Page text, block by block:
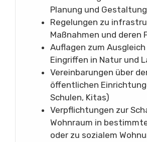
Planung und Gestaltung
Regelungen zu
Maßnahmen und deren
Auflagen zum Ausgleich
Eingriffen in Natur und
Vereinbarungen über
öffentlichen
Schulen, Kitas)
Verpflichtungen zur
Wohnraum in
oder zu sozialem